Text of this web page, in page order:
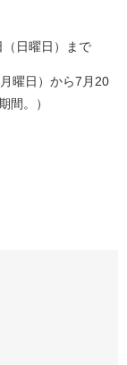
日曜日）まで
曜日）から7月20
間。）